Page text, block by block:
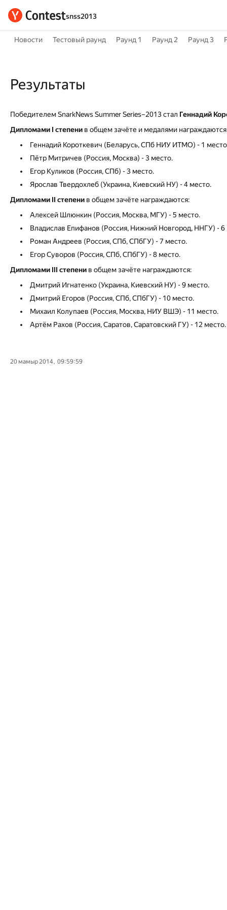
snss2013
Новости Тестовый раунд Раунд 1 Раунд 2 Раунд 3
Результаты
Победителем SnarkNews Summer Series–2013 стал Геннадий
Дипломами I степени в общем зачёте и медалями
Геннадий Короткевич (Беларусь, СПб НИУ ИТМО) - 1
Пётр Митричев (Россия, Москва) - 3 место.
Егор Куликов (Россия, СПб) - 3 место.
Ярослав Твердохлеб (Украина, Киевский НУ) - 4 место.
Дипломами II степени в общем зачёте награждаются:
Алексей Шлюнкин (Россия, Москва, МГУ) - 5 место.
Владислав Епифанов (Россия, Нижний Новгород, ННГУ) - 6
Роман Андреев (Россия, СПб, СПбГУ) - 7 место.
Егор Суворов (Россия, СПб, СПбГУ) - 8 место.
Дипломами III степени в общем зачёте награждаются:
Дмитрий Игнатенко (Украина, Киевский НУ) - 9 место.
Дмитрий Егоров (Россия, СПб, СПбГУ) - 10 место.
Михаил Колупаев (Россия, Москва, НИУ ВШЭ) - 11 место.
Артём Рахов (Россия, Саратов, Саратовский ГУ) - 12 место.
20 мамыр 2014, 09:59:59